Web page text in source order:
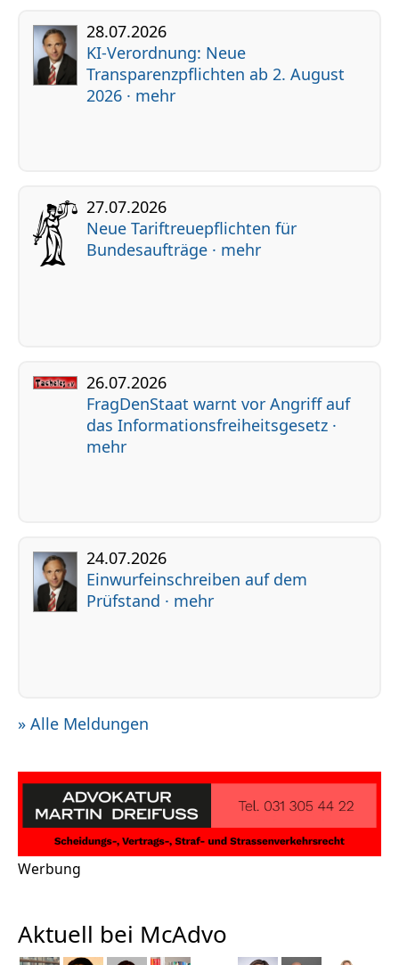
28.07.2026
KI-Verordnung: Neue
Transparenzpflichten ab 2. August
2026 · mehr
27.07.2026
Neue Tariftreuepflichten für
Bundesaufträge · mehr
26.07.2026
FragDenStaat warnt vor Angriff auf
das Informationsfreiheitsgesetz ·
mehr
24.07.2026
Einwurfeinschreiben auf dem
Prüfstand · mehr
» Alle Meldungen
Werbung
Aktuell bei McAdvo